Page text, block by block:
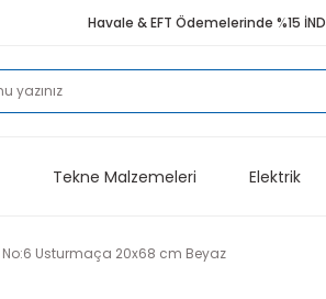
Havale & EFT Ödemelerinde %15
Tekne Malzemeleri Elektrik
No:6 Usturmaça 20x68 cm Beyaz